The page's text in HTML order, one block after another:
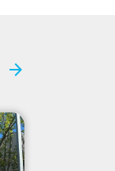
arrow_forward